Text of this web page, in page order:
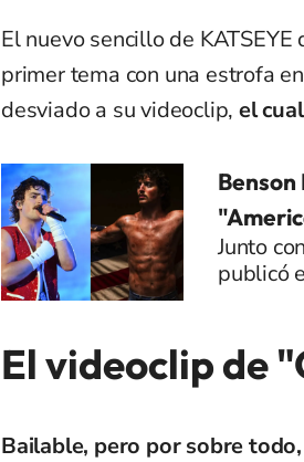
El nuevo sencillo de
primer tema con una estrofa
desviado a su videoclip,el
Benson
Junto
publicó
El videoclip de
Bailable, pero por sobre